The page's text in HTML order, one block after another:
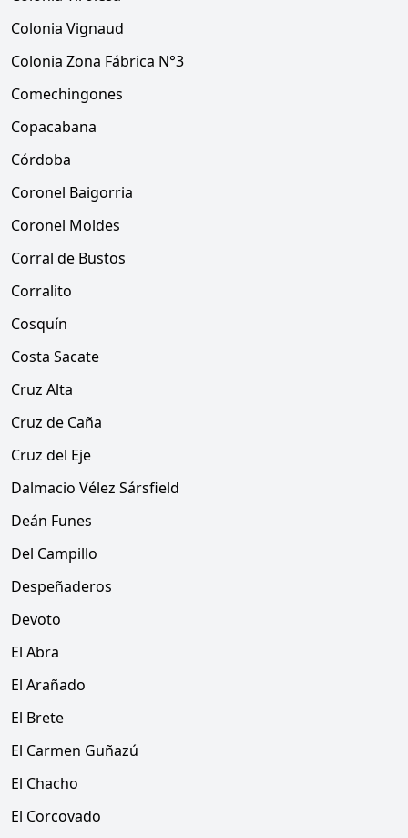
Colonia Vignaud
Colonia Zona Fábrica N°3
Comechingones
Copacabana
Córdoba
Coronel Baigorria
Coronel Moldes
Corral de Bustos
Corralito
Cosquín
Costa Sacate
Cruz Alta
Cruz de Caña
Cruz del Eje
Dalmacio Vélez Sársfield
Deán Funes
Del Campillo
Despeñaderos
Devoto
El Abra
El Arañado
El Brete
El Carmen Guñazú
El Chacho
El Corcovado